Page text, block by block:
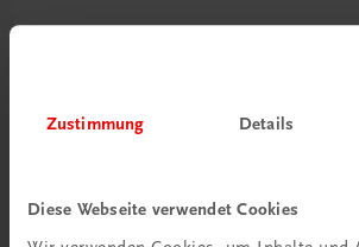
Zustimmung Details
Diese Webseite verwendet Cookies
Videos mit
Tipps & Tricks